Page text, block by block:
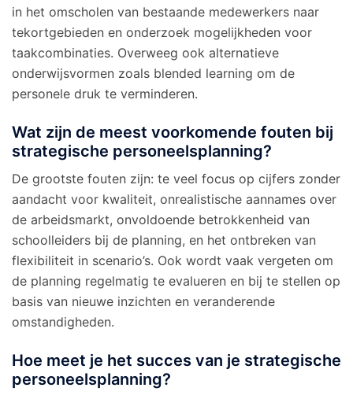
in het omscholen van bestaande medewerkers naar
tekortgebieden en onderzoek mogelijkheden voor
taakcombinaties. Overweeg ook alternatieve
onderwijsvormen zoals blended learning om de
personele druk te verminderen.
Wat zijn de meest voorkomende fouten bij
strategische personeelsplanning?
De grootste fouten zijn: te veel focus op cijfers zonder
aandacht voor kwaliteit, onrealistische aannames over
de arbeidsmarkt, onvoldoende betrokkenheid van
schoolleiders bij de planning, en het ontbreken van
flexibiliteit in scenario’s. Ook wordt vaak vergeten om
de planning regelmatig te evalueren en bij te stellen op
basis van nieuwe inzichten en veranderende
omstandigheden.
Hoe meet je het succes van je strategische
personeelsplanning?